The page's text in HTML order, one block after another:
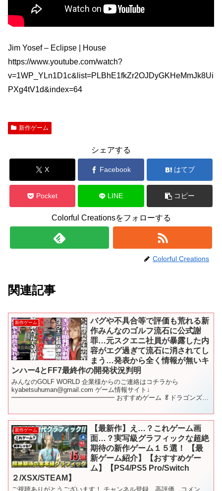
Jim Yosef – Eclipse | House
https://www.youtube.com/watch?
v=1WP_YLn1D1c&list=PLBhE1fkZr2OJDyGKHeMmJk8Ui
PXg4tV1d&index=64
新作ゲーム
シェアする
X Facebook はてブ
Pocket LINE コピー
Colorful Creationsをフォローする
Colorful Creations
関連記事
新作ゲーム
バグや不具合等で評価も荒れる新
作みんなのゴルフ流石に公式謝
罪…元スクエニ社員が暴露した内
容がエグ過ぎて流石に消されてし
まう…発表から全く情報が無いキ
ンハー4とFF7最終作の開発状況判明
みんなのGOLF WORLD 企業様からのご連絡はコチラから
kyabetsuhuman@gmail.com ゲーム情報サイト↓
━━━━━━━━━━━━━━━━ おすすめゲーム 🥬ドラゴンズド
新作ゲーム
【最新作】え…？これゲーム画
面…？実写級グラフィックな超絶
期待の新作ゲーム１５選！ 【最
新ゲーム紹介】【おすすめゲー
ム】【PS4/PS5 Pro/Switch
２/XSX/STEAM】
ご視聴ありがとうございます！ チャンネル登録、高評価、コメン